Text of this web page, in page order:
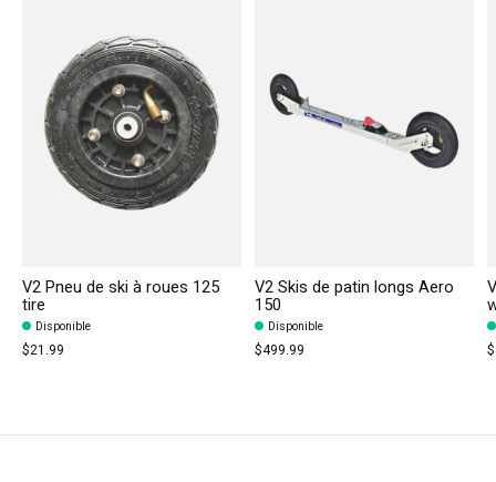
V2 Pneu de ski à roues 125
tire
Disponible
$21.99
V2 Skis de patin longs Aero
150
Disponible
$499.99